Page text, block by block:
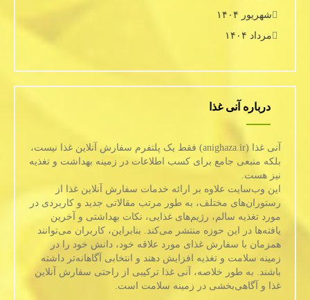
شهریور ۱۴۰۴
مرداد ۱۴۰۴
درباره آنی غذا
آنی غذا (anighaza.ir) فقط یک پلتفرم سفارش آنلاین غذا نیست،
بلکه منبعی جامع برای کسب اطلاعات در زمینه بهداشت و تغذیه
نیز هست.
این وب‌سایت علاوه بر ارائه خدمات سفارش آنلاین غذا از
رستوران‌های مختلف، به طور مرتب مقالاتی جدید و کاربردی در
مورد تغذیه سالم، رژیم‌های غذایی، نکات بهداشتی و آخرین
یافته‌ها در این حوزه منتشر می‌کند. بنابراین، کاربران می‌توانند
همزمان با سفارش غذای مورد علاقه خود، دانش خود را در
زمینه سلامت و تغذیه افزایش دهند و انتخابی آگاهانه‌تر داشته
باشند. به طور خلاصه، آنی غذا ترکیبی از راحتی سفارش آنلاین
غذا و آگاهی‌بخشی در زمینه سلامت است.